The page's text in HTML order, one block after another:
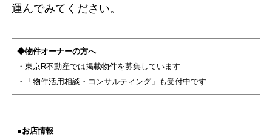
運んでみてください。
◆物件オーナーの方へ
・東京R不動産では掲載物件を募集しています
・
「物件活用相談・コンサルティング」も受付中です
●お店情報